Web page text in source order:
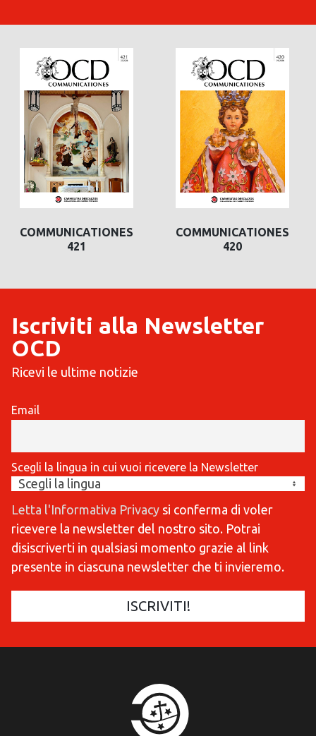
COMMUNICATIONES
420
COMMUNICATIONES
419
Iscriviti alla Newsletter
OCD
Ricevi le ultime notizie
Email
Scegli la lingua in cui vuoi ricevere la Newsletter
Letta l'Informativa Privacy si conferma di voler
ricevere la newsletter del nostro sito. Potrai
disiscriverti in qualsiasi momento grazie al link
presente in ciascuna newsletter che ti invieremo.